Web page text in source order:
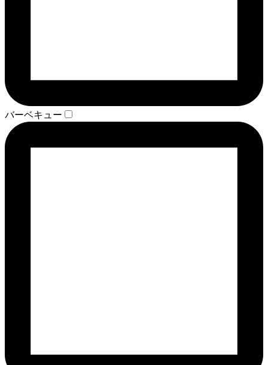
バーベキュー